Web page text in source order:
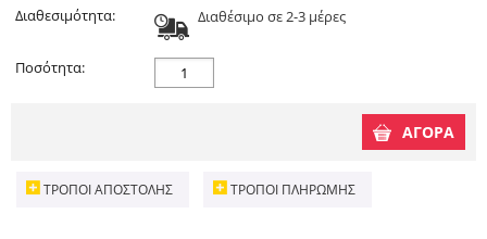
Διαθεσιμότητα:
Διαθέσιμο σε 2-3 μέρες
Ποσότητα:
ΑΓΟΡΑ
ΤΡΌΠΟΙ ΑΠΟΣΤΟΛΉΣ ΤΡΌΠΟΙ ΠΛΗΡΩΜΉΣ